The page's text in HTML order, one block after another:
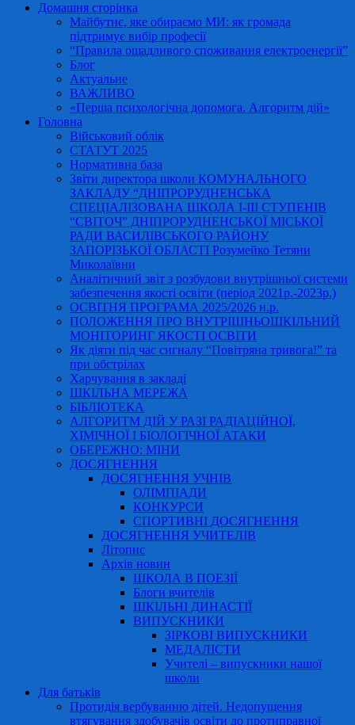
Домашня сторінка
Майбутнє, яке обираємо МИ: як громада
підтримує вибір професії
“Правила ощадливого споживання електроенергії”
Блог
Актуальне
ВАЖЛИВО
«Перша психологічна допомога. Алгоритм дій»
Головна
Військовий облік
СТАТУТ 2025
Нормативна база
Звіти директора школи КОМУНАЛЬНОГО
ЗАКЛАДУ “ДНІПРОРУДНЕНСЬКА
СПЕЦІАЛІЗОВАНА ШКОЛА І-ІІІ СТУПЕНІВ
“СВІТОЧ” ДНІПРОРУДНЕНСЬКОЇ МІСЬКОЇ
РАДИ ВАСИЛІВСЬКОГО РАЙОНУ
ЗАПОРІЗЬКОЇ ОБЛАСТІ Розумейко Тетяни
Миколаївни
Аналітичний звіт з розбудови внутрішньої системи
забезпечення якості освіти (період 2021р.-2023р.)
ОСВІТНЯ ПРОГРАМА 2025/2026 н.р.
ПОЛОЖЕННЯ ПРО ВНУТРІШНЬОШКІЛЬНИЙ
МОНІТОРИНГ ЯКОСТІ ОСВІТИ
Як діяти під час сигналу “Повітряна тривога!” та
при обстрілах
Харчування в закладі
ШКІЛЬНА МЕРЕЖА
БІБЛІОТЕКА
АЛГОРИТМ ДІЙ У РАЗІ РАДІАЦІЙНОЇ,
ХІМІЧНОЇ І БІОЛОГІЧНОЇ АТАКИ
ОБЕРЕЖНО: МІНИ
ДОСЯГНЕННЯ
ДОСЯГНЕННЯ УЧНІВ
ОЛІМПІАДИ
КОНКУРСИ
СПОРТИВНІ ДОСЯГНЕННЯ
ДОСЯГНЕННЯ УЧИТЕЛІВ
Літопис
Архів новин
ШКОЛА В ПОЕЗІЇ
Блоги вчителів
ШКІЛЬНІ ДИНАСТІЇ
ВИПУСКНИКИ
ЗІРКОВІ ВИПУСКНИКИ
МЕДАЛІСТИ
Учителі – випускники нашої
школи
Для батьків
Протидія вербуванню дітей. Недопущення
втягування здобувачів освіти до протиправної